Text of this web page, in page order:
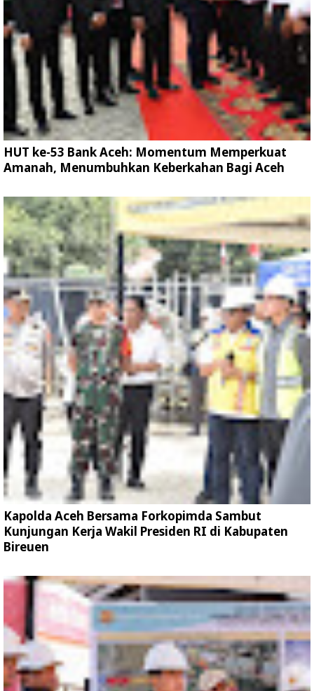
HUT ke-53 Bank Aceh: Momentum Memperkuat
Amanah, Menumbuhkan Keberkahan Bagi Aceh
Kapolda Aceh Bersama Forkopimda Sambut
Kunjungan Kerja Wakil Presiden RI di Kabupaten
Bireuen